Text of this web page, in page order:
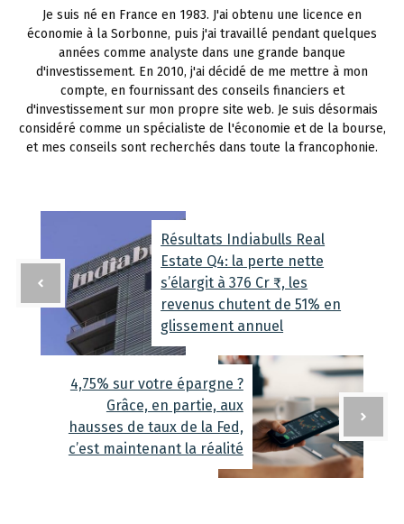
Je suis né en France en 1983. J'ai obtenu une licence en
économie à la Sorbonne, puis j'ai travaillé pendant quelques
années comme analyste dans une grande banque
d'investissement. En 2010, j'ai décidé de me mettre à mon
compte, en fournissant des conseils financiers et
d'investissement sur mon propre site web. Je suis désormais
considéré comme un spécialiste de l'économie et de la bourse,
et mes conseils sont recherchés dans toute la francophonie.
Résultats Indiabulls Real
Estate Q4: la perte nette
s’élargit à 376 Cr ₹, les
revenus chutent de 51% en
glissement annuel
4,75% sur votre épargne ?
Grâce, en partie, aux
hausses de taux de la Fed,
c’est maintenant la réalité